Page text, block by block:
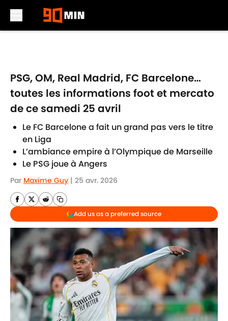
PSG, OM, Real Madrid, FC Barcelone…
toutes les informations foot et mercato
de ce samedi 25 avril
Le FC Barcelone a fait un grand pas vers le titre
en Liga
L’ambiance empire à l’Olympique de Marseille
Le PSG joue à Angers
Par Maxime Guy | 25 avr. 2026
Add us as a preferred source